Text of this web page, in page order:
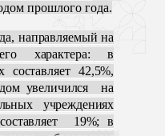
прошлого года.
направляемый на
характера: в
составляет 42,5%,
увеличился на
учреждениях
19%; в